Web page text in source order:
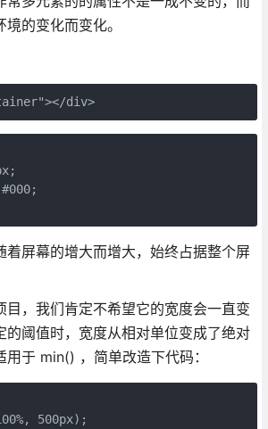
的变化而变化。
div>
屏幕的增大而增大，始终占据整个屏
目，我们肯定不希望它的宽度会一直变
的阈值时，宽度从相对单位变成了绝对
于 min() ，简单改造下代码：
500px);